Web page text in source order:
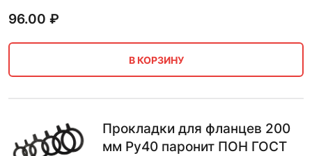
96.00 ₽
В КОРЗИНУ
Прокладки для фланцев 200
мм Ру40 паронит ПОН ГОСТ